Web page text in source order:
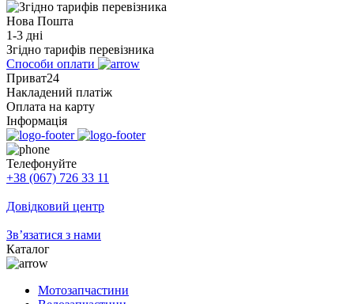
Нова Пошта
1-3 дні
Згідно тарифів перевізника
Способи оплати
Приват24
Накладений платіж
Оплата на карту
Інформація
Телефонуйте
+38 (067) 726 33 11
Довідковий центр
Зв’язатися з нами
Каталог
Мотозапчастини